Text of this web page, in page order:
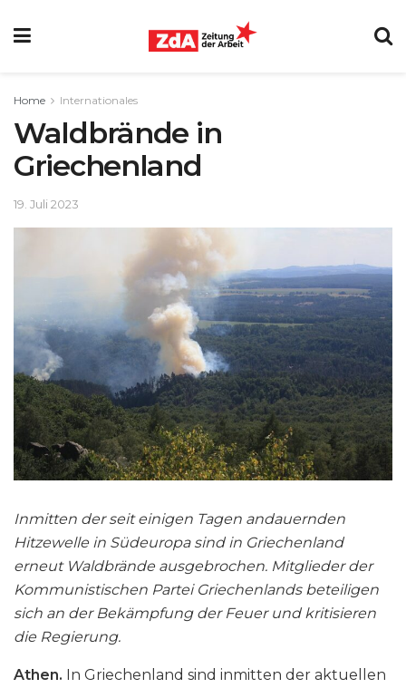
Home Internationales
Waldbrände in
Griechenland
19. Juli 2023
Inmitten der seit einigen Tagen andauernden
Hitzewelle in Südeuropa sind in Griechenland
erneut Waldbrände ausgebrochen. Mitglieder der
Kommunistischen Partei Griechenlands beteiligen
sich an der Bekämpfung der Feuer und kritisieren
die Regierung.
Athen. In Griechenland sind inmitten der aktuellen